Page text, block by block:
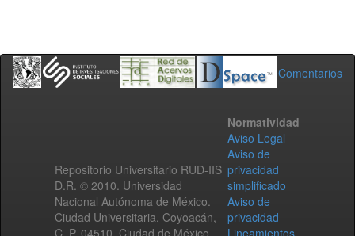
Comentarios
Repositorio Universitario RUD-IIS
D.R. © 2010. Universidad
Nacional Autónoma de México.
Ciudad Universitaria, Coyoacán,
C. P. 04510, Ciudad de México,
Normatividad
Aviso Legal
Aviso de
privacidad
simplificado
Aviso de
privacidad
Lineamientos